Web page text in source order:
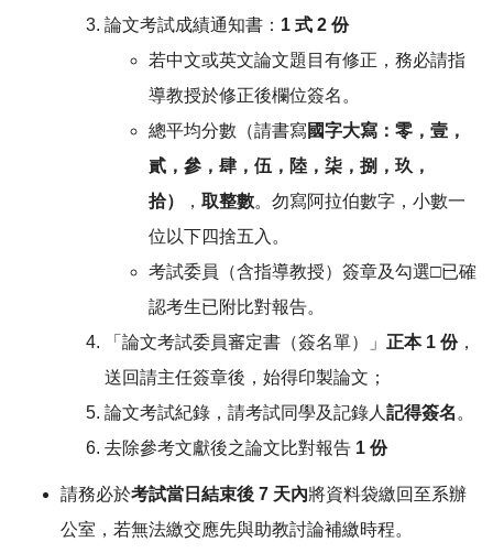
論文考試成績通知書： 1 式 2 份
若中文或英文論文題目有修正，務必請指
導教授於修正後欄位簽名。
總平均分數（請書寫 國字大寫：零，壹，
貳，參，肆，伍，陸，柒，捌，玖，
拾）
， 取整數。勿寫阿拉伯數字，小數一
位以下四捨五入。
考試委員（含指導教授）簽章及勾選□已確
認考生已附比對報告。
「論文考試委員審定書（簽名單）」 正本 1 份，
送回請主任簽章後，始得印製論文；
論文考試紀錄，請考試同學及記錄人 記得簽名 。
去除參考文獻後之論文比對報告 1 份
請務必於考試當日結束後 7 天內將資料袋繳回至系辦
公室，若無法繳交應先與助教討論補繳時程。